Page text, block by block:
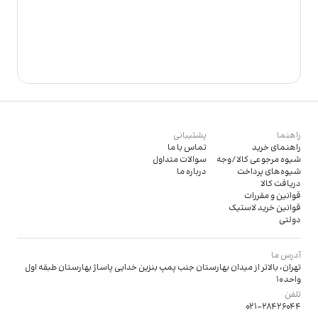
راهنما
راهنمای خرید
شیوه مرجوعی کالا/وجه
شیوه‌های پرداخت
دریافت کالا
قوانین و مقررات
قوانین خرید لاستیک
دولتی
پشتیبانی
تماس با ما
سوالات متداول
درباره ما
آدرس ما
تهران، بالاتر از میدان بهارستان جنب پمپ بنزین خدایی پاساژ بهارستان طبقه اول
واحد 10
تلفن
021-28426044